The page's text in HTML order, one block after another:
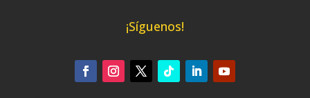
¡Síguenos!